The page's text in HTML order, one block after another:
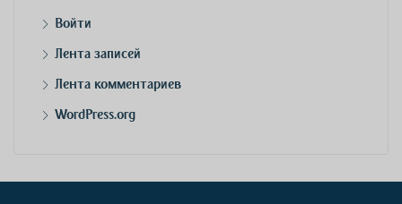
Войти
Лента записей
Лента комментариев
WordPress.org